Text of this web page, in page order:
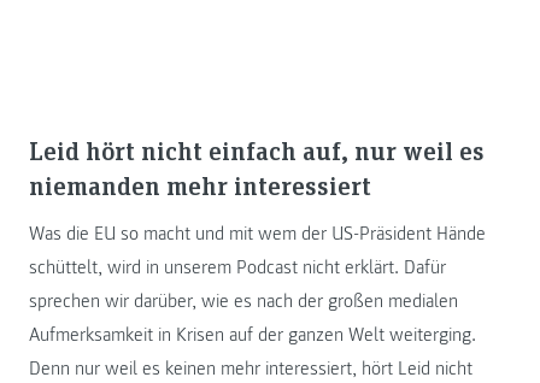
Leid hört nicht einfach auf, nur weil es
niemanden mehr interessiert
Was die EU so macht und mit wem der US-Präsident Hände
schüttelt, wird in unserem Podcast nicht erklärt. Dafür
sprechen wir darüber, wie es nach der großen medialen
Aufmerksamkeit in Krisen auf der ganzen Welt weiterging.
Denn nur weil es keinen mehr interessiert, hört Leid nicht